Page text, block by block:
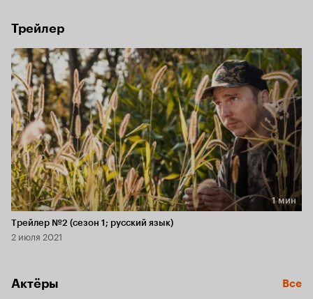
Трейлер
Длительность 1 мин
1 мин
Трейлер №2 (сезон 1; русский язык)
2 июля 2021
Актёры Все